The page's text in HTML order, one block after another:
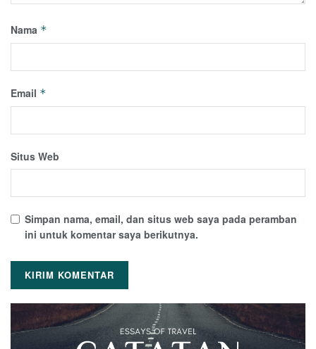
Nama *
Email *
Situs Web
Simpan nama, email, dan situs web saya pada peramban
ini untuk komentar saya berikutnya.